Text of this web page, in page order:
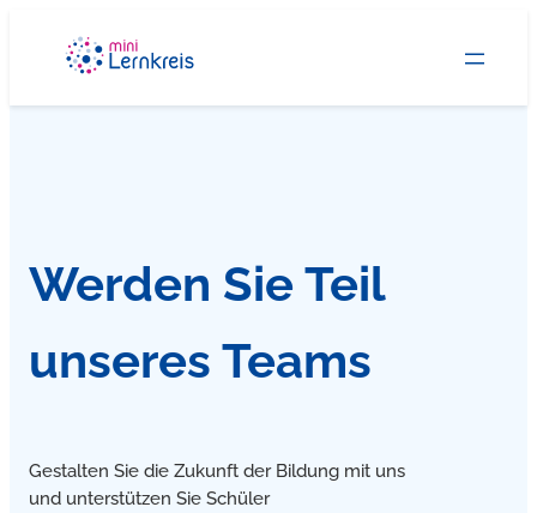
springen
Werden Sie Teil
unseres Teams
Gestalten Sie die Zukunft der Bildung mit uns
und unterstützen Sie Schüler